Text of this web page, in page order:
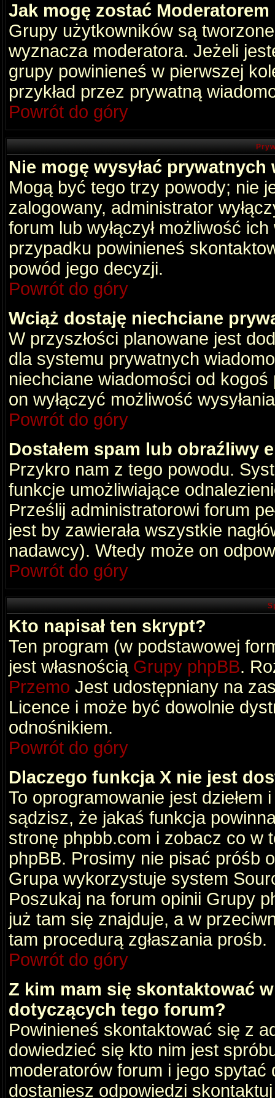
Jak mogę zostać
Grupy użytkowników są
wyznacza moderatora. Jeżeli
grupy powinieneś w pierwszej
przykład przez prywatną
Powrót do góry
Nie mogę wysyłać
Mogą być tego trzy powody; nie
zalogowany, administrator
forum lub wyłączył możliwość
przypadku powinieneś
powód jego decyzji.
Powrót do góry
Wciąż dostaję niechciane
W przyszłości planowane jest
dla systemu prywatnych
niechciane wiadomości od
on wyłączyć możliwość
Powrót do góry
Dostałem spam lub obraźliwy
Przykro nam z tego powodu.
funkcje umożliwiające
Prześlij administratorowi forum
jest by zawierała wszystkie
nadawcy). Wtedy może on
Powrót do góry
Kto napisał ten skrypt?
Ten program (w podstawowej
jest własnością Grupy phpBB.
Przemo Jest udostępniany na
Licence i może być dowolnie
odnośnikiem.
Powrót do góry
Dlaczego funkcja X nie jest
To oprogramowanie jest dziełem
sądzisz, że jakaś funkcja
stronę phpbb.com i zobacz co w
phpBB. Prosimy nie pisać próśb
Grupa wykorzystuje system
Poszukaj na forum opinii Grupy
już tam się znajduje, a w
tam procedurą zgłaszania prośb.
Powrót do góry
Z kim mam się skontaktować
dotyczących tego forum?
Powinieneś skontaktować się z
dowiedzieć się kto nim jest
moderatorów forum i jego
dostaniesz odpowiedzi